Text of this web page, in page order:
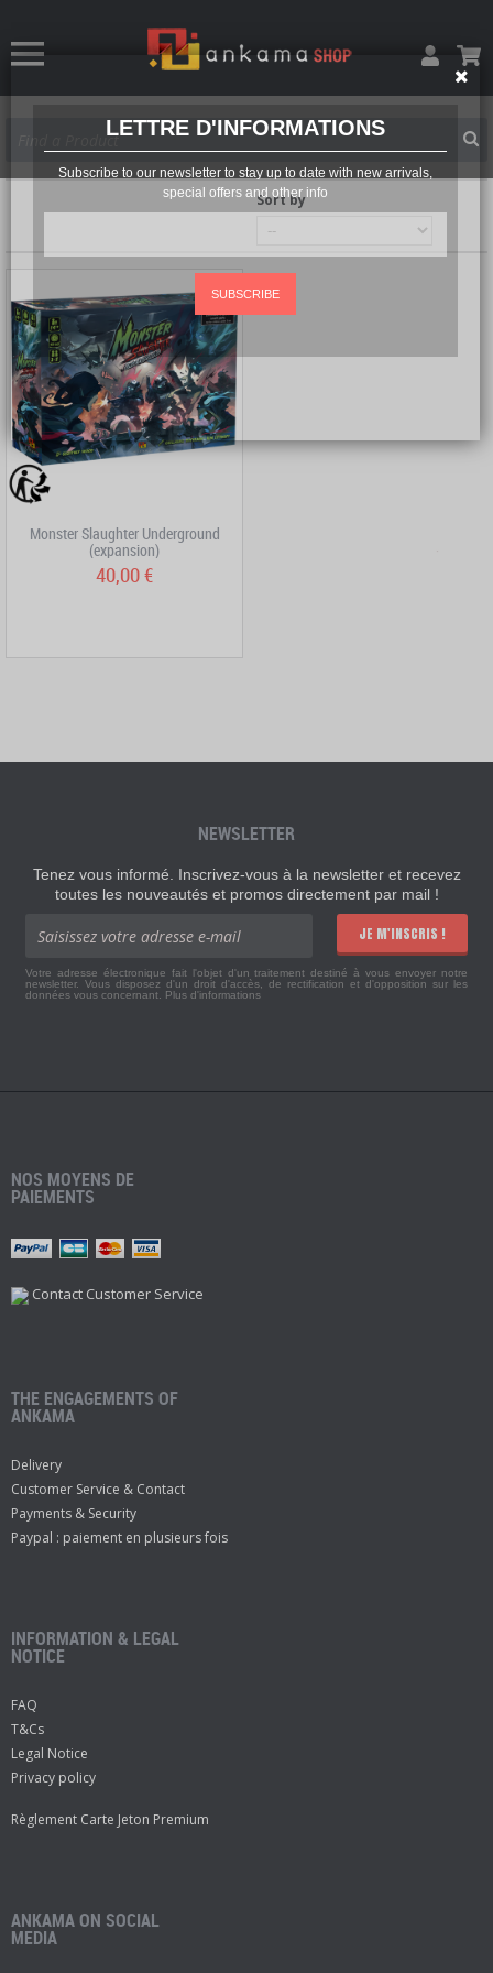
LETTRE D'INFORMATIONS
Subscribe to our newsletter to stay up to date with new arrivals,
special offers and other info
SUBSCRIBE
Sort by
Monster Slaughter Underground
(expansion)
40,00 €
NEWSLETTER
Tenez vous informé. Inscrivez-vous à la newsletter et recevez
toutes les nouveautés et promos directement par mail !
JE M'INSCRIS !
Votre adresse électronique fait l'objet d'un traitement destiné à vous envoyer notre
newsletter. Vous disposez d'un droit d'accès, de rectification et d'opposition sur les
données vous concernant. Plus d'informations
NOS MOYENS DE
PAIEMENTS
Contact Customer Service
THE ENGAGEMENTS OF
ANKAMA
Delivery
Customer Service & Contact
Payments & Security
Paypal : paiement en plusieurs fois
INFORMATION & LEGAL
NOTICE
FAQ
T&Cs
Legal Notice
Privacy policy
Règlement Carte Jeton Premium
ANKAMA ON SOCIAL
MEDIA